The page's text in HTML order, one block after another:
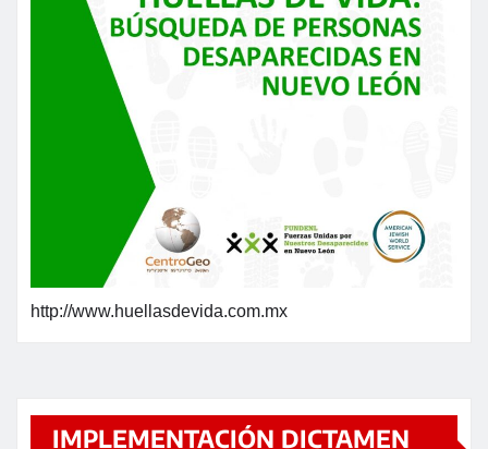
http://www.huellasdevida.com.mx
IMPLEMENTACIÓN DICTAMEN